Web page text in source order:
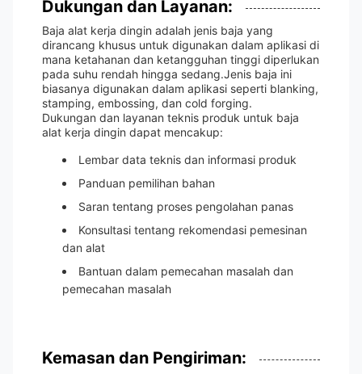
Dukungan dan Layanan:
Baja alat kerja dingin adalah jenis baja yang
dirancang khusus untuk digunakan dalam aplikasi di
mana ketahanan dan ketangguhan tinggi diperlukan
pada suhu rendah hingga sedang.Jenis baja ini
biasanya digunakan dalam aplikasi seperti blanking,
stamping, embossing, dan cold forging.
Dukungan dan layanan teknis produk untuk baja
alat kerja dingin dapat mencakup:
Lembar data teknis dan informasi produk
Panduan pemilihan bahan
Saran tentang proses pengolahan panas
Konsultasi tentang rekomendasi pemesinan
dan alat
Bantuan dalam pemecahan masalah dan
pemecahan masalah
Kemasan dan Pengiriman: